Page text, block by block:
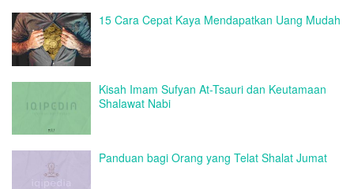
15 Cara Cepat Kaya Mendapatkan Uang Mudah
Kisah Imam Sufyan At-Tsauri dan Keutamaan
Shalawat Nabi
Panduan bagi Orang yang Telat Shalat Jumat